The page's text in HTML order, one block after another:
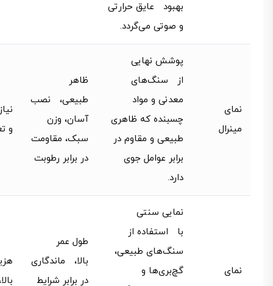
بهبود عایق حرارتی
و صوتی می‌گردد.
نمای
مینرال
پوشش نهایی
از سنگ‌های
معدنی و مواد
چسبنده که ظاهری
طبیعی و مقاوم در
برابر عوامل جوی
دارد.
ظاهر
طبیعی، نصب
آسان، وزن
سبک، مقاومت
در برابر رطوبت
و
نمای
نمایی سنتی
با استفاده از
سنگ‌های طبیعی،
گچ‌بری‌ها و
طول عمر
بالا، ماندگاری
در برابر شرایط